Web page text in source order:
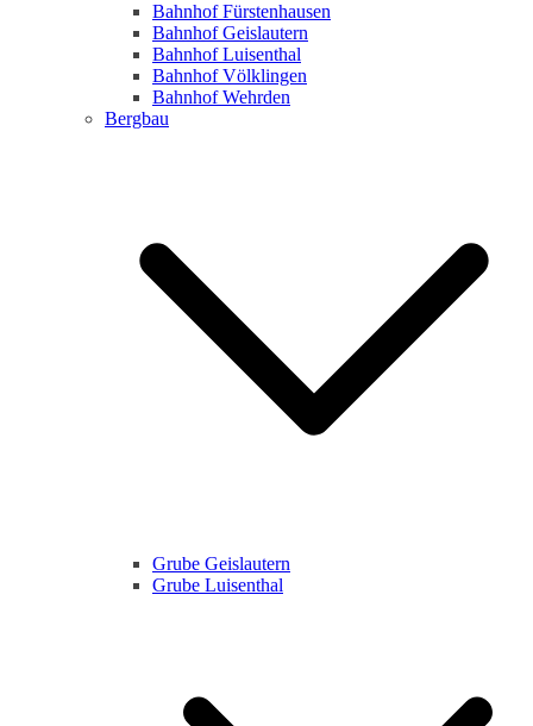
Bahnhof Fürstenhausen
Bahnhof Geislautern
Bahnhof Luisenthal
Bahnhof Völklingen
Bahnhof Wehrden
Bergbau
Grube Geislautern
Grube Luisenthal